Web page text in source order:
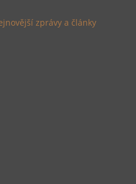
zprávy a články